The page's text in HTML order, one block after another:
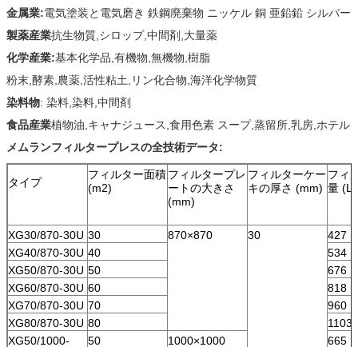
金属業:電気塗装と電気磨き 鉄鋼廃棄物 ニッケル 銅 亜鉛鉛 シルバー
製薬産業抗生物質,シロップ,中間剤,大量薬
化学産業:基本化学品,有機物,無機物,樹脂
粉末,酵素,農薬,活性粘土,リン化合物,海洋化学物質
染料物: 染料,染料,中間剤
食品産業植物油,キャナジュース,食用色素 スープ,蒸留所,乳房,ホテル
メムランフィルタープレスの全技術データ:
タイプ
フィルター面積
(m2)
フィルタープレ
ートの大きさ
(mm)
フィルターケー
キの厚さ (mm)
フィ
量 (L)
XG30/870-30U 30 870×870 30
427
XG40/870-30U 40
534
XG50/870-30U 50
676
XG60/870-30U 60
818
XG70/870-30U 70
960
XG80/870-30U 80
1103
XG50/1000-
50 1000×1000 665